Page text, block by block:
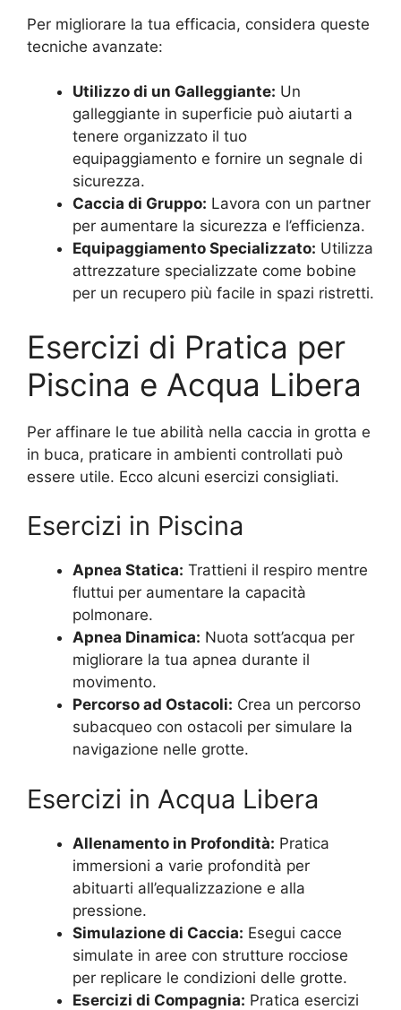
Per migliorare la tua efficacia, considera queste
tecniche avanzate:
Utilizzo di un Galleggiante: Un
galleggiante in superficie può aiutarti a
tenere organizzato il tuo
equipaggiamento e fornire un segnale di
sicurezza.
Caccia di Gruppo: Lavora con un partner
per aumentare la sicurezza e l’efficienza.
Equipaggiamento Specializzato: Utilizza
attrezzature specializzate come bobine
per un recupero più facile in spazi ristretti.
Esercizi di Pratica per
Piscina e Acqua Libera
Per affinare le tue abilità nella caccia in grotta e
in buca, praticare in ambienti controllati può
essere utile. Ecco alcuni esercizi consigliati.
Esercizi in Piscina
Apnea Statica: Trattieni il respiro mentre
fluttui per aumentare la capacità
polmonare.
Apnea Dinamica: Nuota sott’acqua per
migliorare la tua apnea durante il
movimento.
Percorso ad Ostacoli: Crea un percorso
subacqueo con ostacoli per simulare la
navigazione nelle grotte.
Esercizi in Acqua Libera
Allenamento in Profondità: Pratica
immersioni a varie profondità per
abituarti all’equalizzazione e alla
pressione.
Simulazione di Caccia: Esegui cacce
simulate in aree con strutture rocciose
per replicare le condizioni delle grotte.
Esercizi di Compagnia: Pratica esercizi